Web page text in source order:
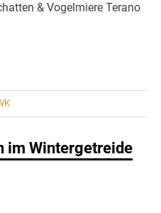
& Vogelmiere Terano
im Wintergetreide